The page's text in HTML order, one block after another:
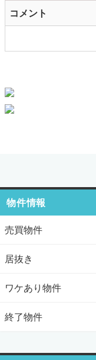
コメント
物件情報
売買物件
居抜き
ワケあり物件
終了物件